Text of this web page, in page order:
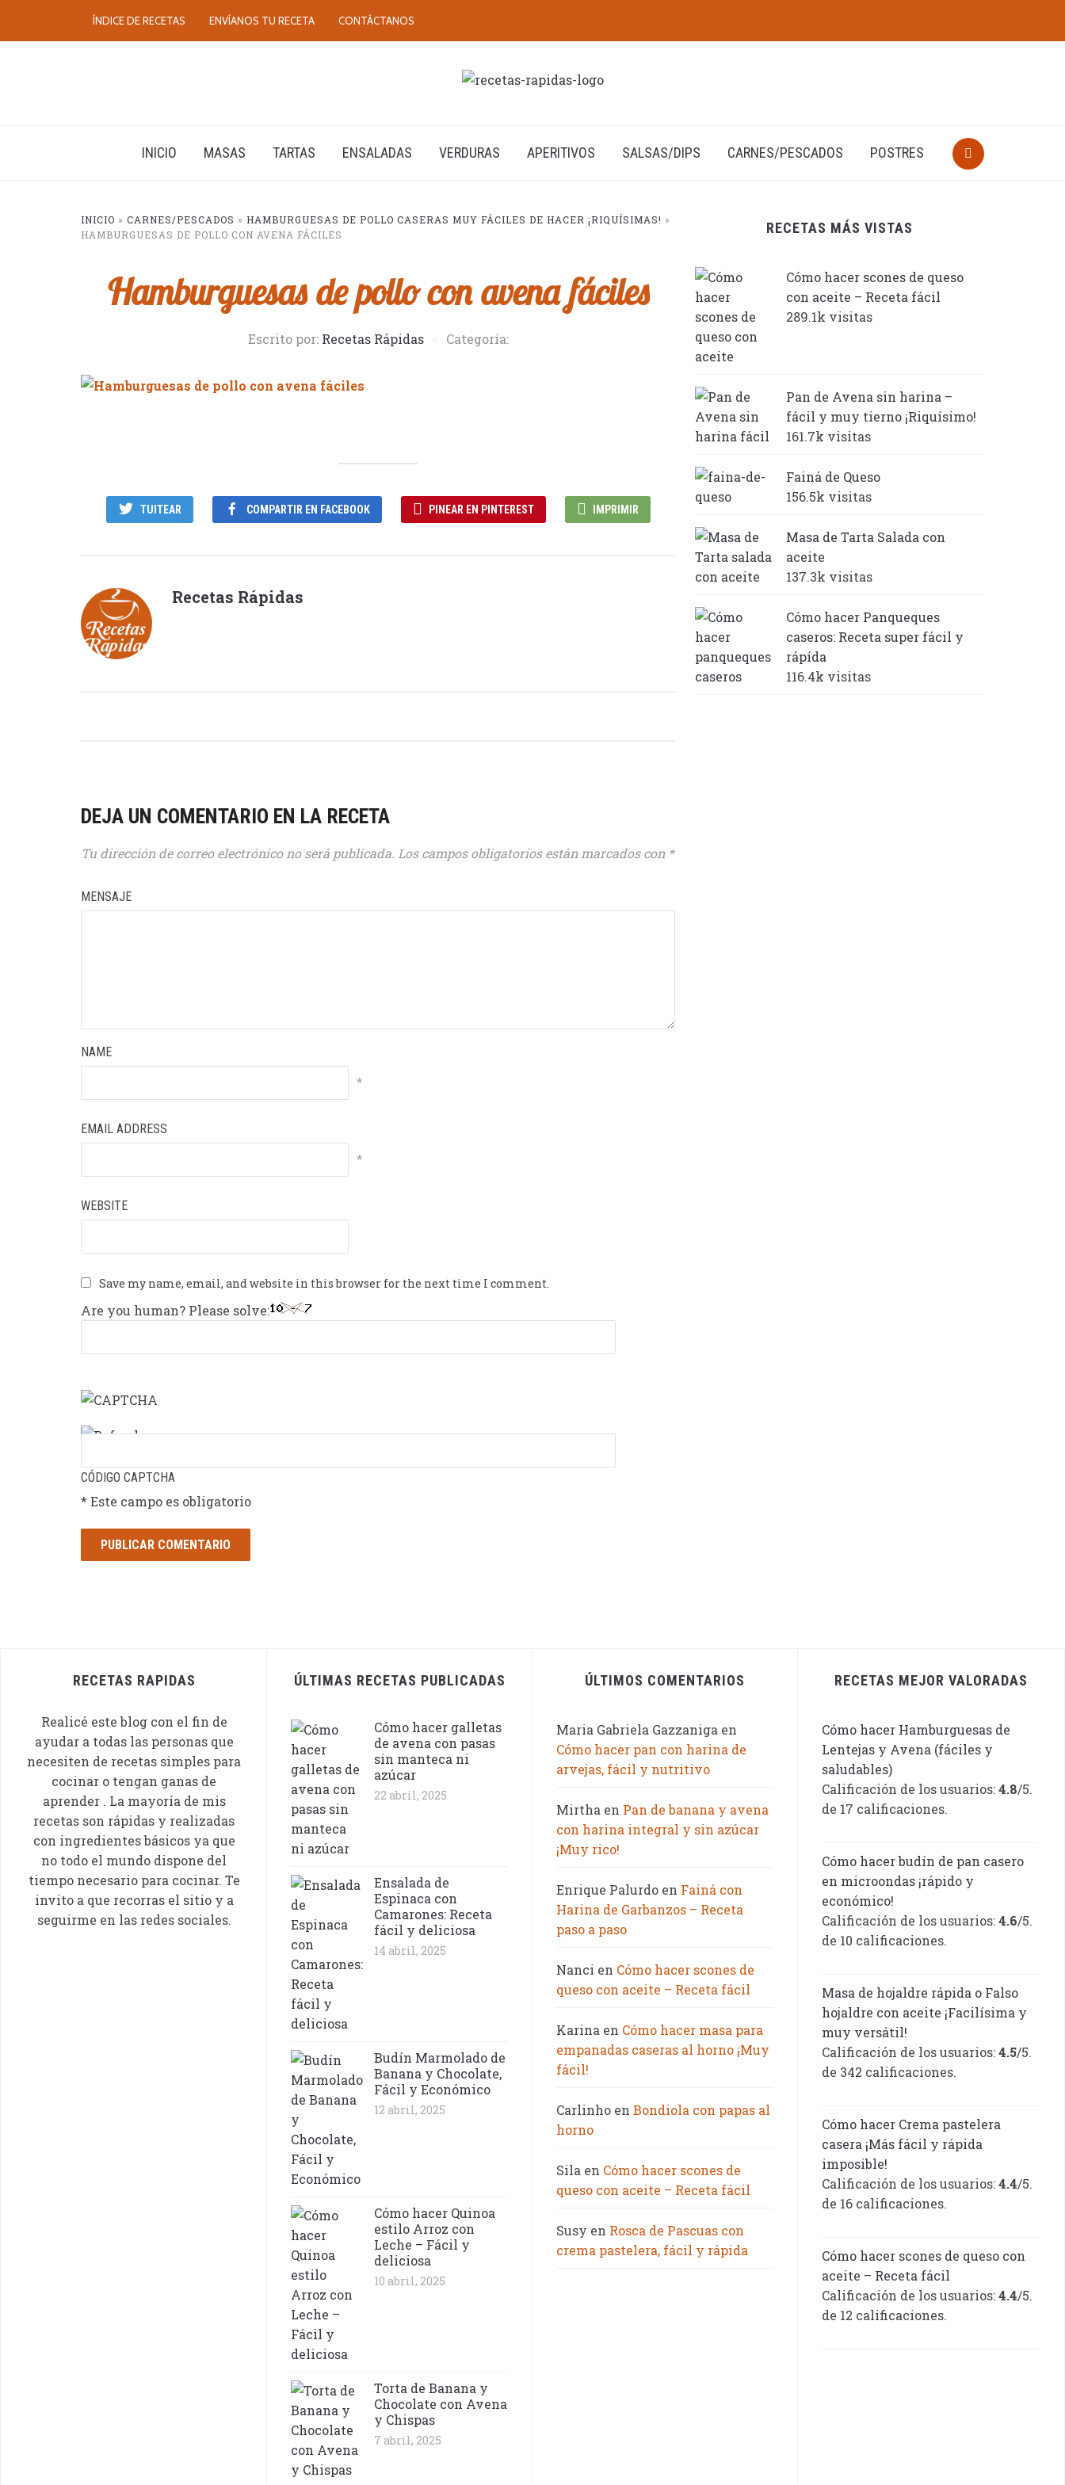
ÍNDICE DE RECETAS ENVÍANOS TU RECETA CONTÁCTANOS
INICIO MASAS TARTAS ENSALADAS VERDURAS APERITIVOS SALSAS/DIPS CARNES/PESCADOS POSTRES
INICIO » CARNES/PESCADOS » HAMBURGUESAS DE POLLO CASERAS MUY FÁCILES DE HACER ¡RIQUÍSIMAS! »
HAMBURGUESAS DE POLLO CON AVENA FÁCILES
Hamburguesas de pollo con avena fáciles
Escrito por: Recetas Rápidas Categoría:
TUITEAR COMPARTIR EN FACEBOOK PINEAR EN PINTEREST IMPRIMIR
Recetas Rápidas
DEJA UN COMENTARIO EN LA RECETA
Tu dirección de correo electrónico no será publicada. Los campos obligatorios están marcados con *
MENSAJE
NAME
*
EMAIL ADDRESS
*
WEBSITE
Save my name, email, and website in this browser for the next time I comment.
Are you human? Please solve:
CÓDIGO CAPTCHA
* Este campo es obligatorio
RECETAS MÁS VISTAS
Cómo hacer scones de queso
con aceite – Receta fácil
289.1k visitas
Pan de Avena sin harina –
fácil y muy tierno ¡Riquísimo!
161.7k visitas
Fainá de Queso
156.5k visitas
Masa de Tarta Salada con
aceite
137.3k visitas
Cómo hacer Panqueques
caseros: Receta super fácil y
rápída
116.4k visitas
RECETAS RAPIDAS
Realicé este blog con el fin de
ayudar a todas las personas que
necesiten de recetas simples para
cocinar o tengan ganas de
aprender . La mayoría de mis
recetas son rápidas y realizadas
con ingredientes básicos ya que
no todo el mundo dispone del
tiempo necesario para cocinar. Te
invito a que recorras el sitio y a
seguirme en las redes sociales.
ÚLTIMAS RECETAS PUBLICADAS
Cómo hacer galletas
de avena con pasas
sin manteca ni
azúcar
22 abril, 2025
Ensalada de
Espinaca con
Camarones: Receta
fácil y deliciosa
14 abril, 2025
Budín Marmolado de
Banana y Chocolate,
Fácil y Económico
12 abril, 2025
Cómo hacer Quinoa
estilo Arroz con
Leche – Fácil y
deliciosa
10 abril, 2025
Torta de Banana y
Chocolate con Avena
y Chispas
7 abril, 2025
ÚLTIMOS COMENTARIOS
Maria Gabriela Gazzaniga en
Cómo hacer pan con harina de
arvejas, fácil y nutritivo
Mirtha en Pan de banana y avena
con harina integral y sin azúcar
¡Muy rico!
Enrique Palurdo en Fainá con
Harina de Garbanzos – Receta
paso a paso
Nanci en Cómo hacer scones de
queso con aceite – Receta fácil
Karina en Cómo hacer masa para
empanadas caseras al horno ¡Muy
fácil!
Carlinho en Bondiola con papas al
horno
Sila en Cómo hacer scones de
queso con aceite – Receta fácil
Susy en Rosca de Pascuas con
crema pastelera, fácil y rápida
RECETAS MEJOR VALORADAS
Cómo hacer Hamburguesas de
Lentejas y Avena (fáciles y
saludables)
Calificación de los usuarios:4.8/5.
de 17 calificaciones.
Cómo hacer budín de pan casero
en microondas ¡rápido y
económico!
Calificación de los usuarios:4.6/5.
de 10 calificaciones.
Masa de hojaldre rápida o Falso
hojaldre con aceite ¡Facilísima y
muy versátil!
Calificación de los usuarios:4.5/5.
de 342 calificaciones.
Cómo hacer Crema pastelera
casera ¡Más fácil y rápida
imposible!
Calificación de los usuarios:4.4/5.
de 16 calificaciones.
Cómo hacer scones de queso con
aceite – Receta fácil
Calificación de los usuarios:4.4/5.
de 12 calificaciones.